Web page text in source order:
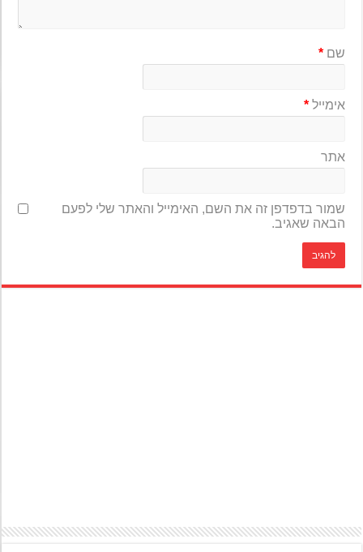
שם*
אימייל*
אתר
שמור בדפדפן זה את השם, האימייל והאתר שלי לפעם
הבאה שאגיב.